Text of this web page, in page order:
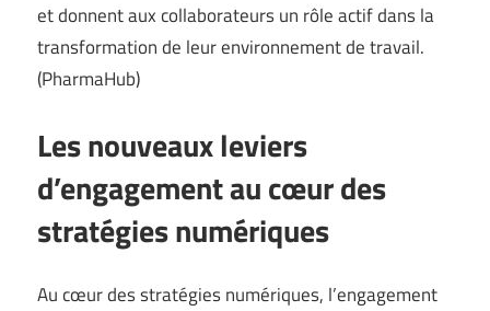
et donnent aux collaborateurs un rôle actif dans la
transformation de leur environnement de travail.
(PharmaHub)
Les nouveaux leviers
d’engagement au cœur des
stratégies numériques
Au cœur des stratégies numériques, l’engagement